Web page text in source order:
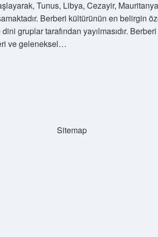
Tunus, Libya, Cezayir,
Berberi kültürünün en belirgin
gruplar tarafından yayılmasıdır.
ve geleneksel…
Sitemap